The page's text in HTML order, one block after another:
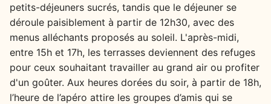
petits-déjeuners sucrés, tandis que le déjeuner se
déroule paisiblement à partir de 12h30, avec des
menus alléchants proposés au soleil. L'après-midi,
entre 15h et 17h, les terrasses deviennent des refuges
pour ceux souhaitant travailler au grand air ou profiter
d'un goûter. Aux heures dorées du soir, à partir de 18h,
l’heure de l’apéro attire les groupes d’amis qui se